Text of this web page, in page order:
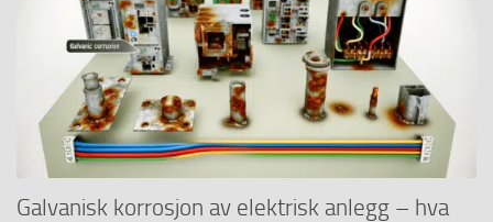
Galvanisk korrosjon av elektrisk anlegg – hva